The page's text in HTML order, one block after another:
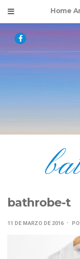
Home
bathrobe-t
11 DE MARZO DE 2016